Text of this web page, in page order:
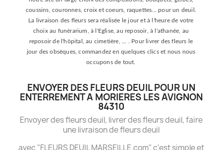
coussins, couronnes, croix et coeurs, raquettes... pour un deuil.
La livraison des fleurs sera réalisée le jour et à l'heure de votre
choix au funérarium, à l'Eglise, au reposoir, à l'athanée, au
reposoir de l'hôpital, au cimetière, ... . Pour livrer des fleurs le
jour des obsèques, commandez en quelques clics et nous nous
occupons de tout.
ENVOYER DES FLEURS DEUIL POUR UN
ENTERREMENT A MORIERES LES AVIGNON
84310
Envoyer des fleurs deuil, livrer des fleurs deuil, faire
une livraison de fleurs deuil
avec "FLEURS DEUIL MARSEILLE.com" c'est simple et